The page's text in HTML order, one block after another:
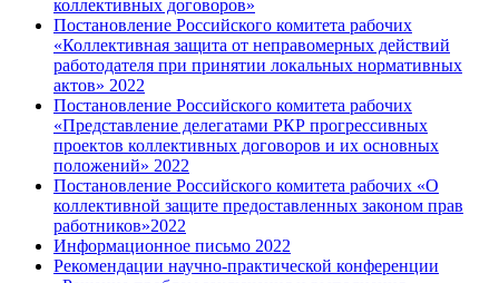
коллективных договоров»
Постановление Российского комитета рабочих
«Коллективная защита от неправомерных действий
работодателя при принятии локальных нормативных
актов» 2022
Постановление Российского комитета рабочих
«Представление делегатами РКР прогрессивных
проектов коллективных договоров и их основных
положений» 2022
Постановление Российского комитета рабочих «О
коллективной защите предоставленных законом прав
работников»2022
Информационное письмо 2022
Рекомендации научно-практической конференции